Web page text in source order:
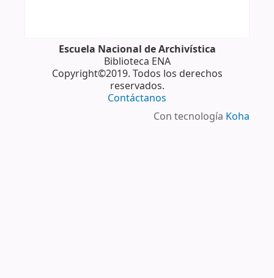
Escuela Nacional de Archivística
Biblioteca ENA
Copyright©2019. Todos los derechos
reservados.
Contáctanos
Con tecnología Koha